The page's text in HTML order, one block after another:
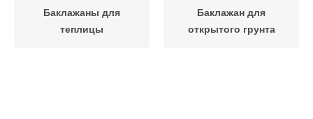
Баклажаны для
теплицы
Баклажан для
открытого грунта